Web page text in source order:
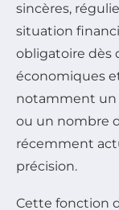
sincères,
situation
obligatoire dès
économiques
notamment un
ou un nombre
récemment
précision.
Cette fonction